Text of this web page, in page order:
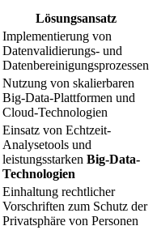
Lösungsansatz
Implementierung von
Datenvalidierungs- und
Datenbereinigungsprozessen
Nutzung von skalierbaren
Big-Data-Plattformen und
Cloud-Technologien
Einsatz von Echtzeit-
Analysetools und
leistungsstarken Big-Data-
Technologien
Einhaltung rechtlicher
Vorschriften zum Schutz der
Privatsphäre von Personen